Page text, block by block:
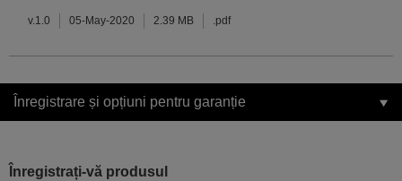
v.1.0 05-May-2020 2.39 MB .pdf
Înregistrare și opțiuni pentru garanție
Înregistrați-vă produsul